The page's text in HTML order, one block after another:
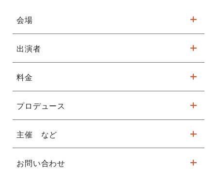
会場
フェニーチェ堺 小ホール
※駐車台数が限られてます。公共交通機関をご利用ください。
詳細はこちら
出演者
＜声楽＞
臼井大樹
大嶋愛奈
大西野乃香
玉川七彩
松田 愛
料金
入場料￥1,500
TEL：072-254-1151
MAIL：ticket@sakai-city-opera.jp
HP：https://sakai-city-opera.jp/
プロデュース
小野田 富美子
小林 敦子
主催 など
協賛：八光倉庫株式会社、株式会社ダイネツ
お問い合わせ